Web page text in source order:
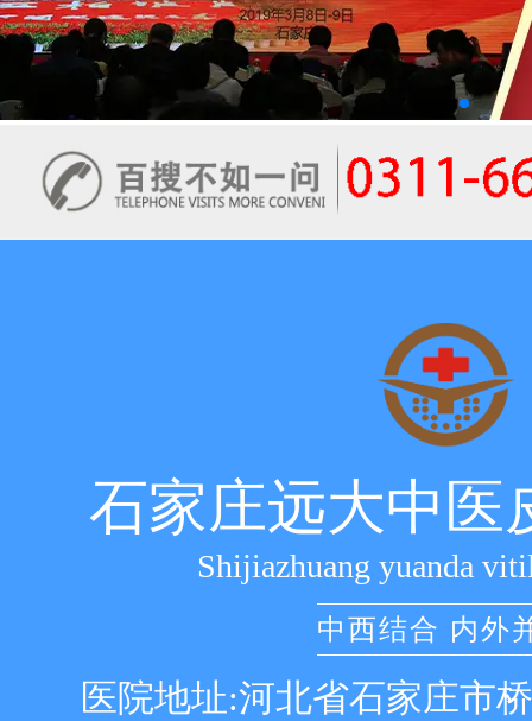
石家庄远大中医
Shijiazhuang yuanda
中西结合 内外
医院地址:河北省石家庄市